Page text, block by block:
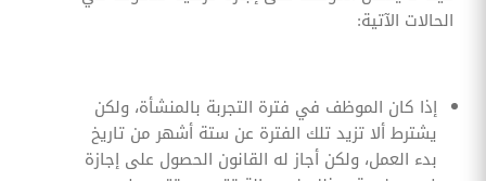
الحالات الآتية:
إذا كان الموظف في فترة التجربة بالمنشأة، ولكن
يشترط ألا تزيد تلك الفترة عن ستة أشهر من تاريخ
بدء العمل، ولكن أجاز له القانون الحصول على إجازة